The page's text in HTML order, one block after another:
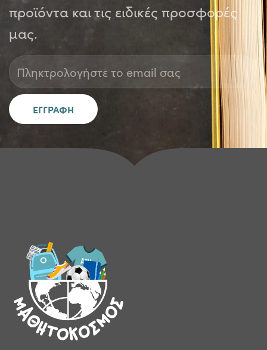
προϊόντα και τις ειδικές προσφορές
μας.